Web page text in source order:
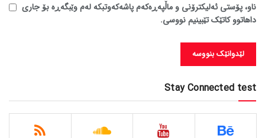
ناو، پۆستی ئەلیکترۆنی و ماڵپەڕەکەم پاشەکەوتبکە لەم وێبگەڕە بۆ جاری
داهاتوو کاتێک تێبینیم نووسی.
Stay Connected test